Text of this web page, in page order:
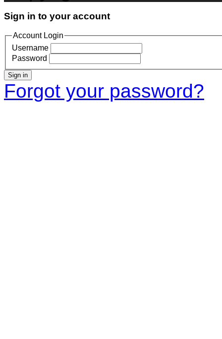
Sign in to your account
Account Login
Username
Password
Sign in
Forgot your password?